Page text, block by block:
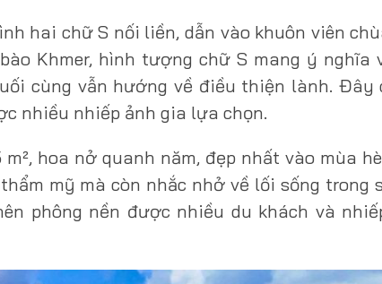
hai chữ S nối liền, dẫn vào khuôn viên
Khmer, hình tượng chữ S mang ý nghĩa
cùng vẫn hướng về điều thiện lành. Đây
nhiều nhiếp ảnh gia lựa chọn.
m², hoa nở quanh năm, đẹp nhất vào mùa
mỹ mà còn nhắc nhở về lối sống trong
phông nền được nhiều du khách và